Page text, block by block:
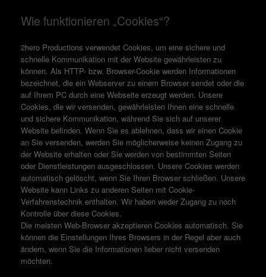
Wie funktionieren „Cookies“?
2hero Productions verwendet Cookies, um eine sichere und
schnelle Kommunikation mit der Website gewährleisten zu
können. Als HTTP- bzw. Browser-Cookie werden Informationen
bezeichnet, die ein Webserver zu einem Browser sendet oder die
auf Ihrem PC durch eine Webseite erzeugt werden. Unsere
Cookies, die wir versenden, gewährleisten Ihnen eine schnelle
und sichere Kommunikation, während Sie sich auf unserer
Website befinden. Wenn Sie es ablehnen, dass wir einen Cookie
an Sie versenden, werden Sie möglicherweise keinen Zugang zu
der Website erhalten oder Sie werden von bestimmten Seiten
oder Dienstleistungen ausgeschlossen. Unsere Cookies werden
automatisch gelöscht, wenn Sie Ihren Browser schließen. Unsere
Website kann Links zu anderen Seiten mit Cookie-
Verfahrenstechnik enthalten. Wir haben weder Zugang zu noch
Kontrolle über diese Cookies.
Die meisten Web-Browser akzeptieren Cookies automatisch. Sie
können die Einstellungen Ihres Browsers in der Regel aber auch
ändern, wenn Sie die Informationen lieber nicht versenden
möchten.